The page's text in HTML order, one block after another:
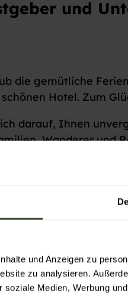
und Anzeigen zu
zu analysieren.
soziale Medien, Werbung
und
die gemütliche
Hotel. Zum
darauf, Ihnen
Wanderer und